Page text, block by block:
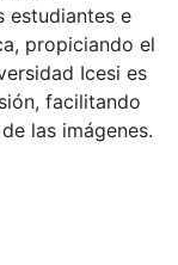
estudiantes e
propiciando el
Icesi es
facilitando
las imágenes.